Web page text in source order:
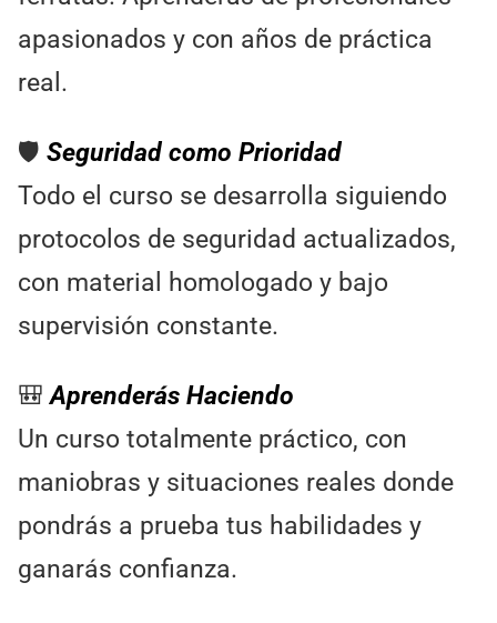
apasionados y con años de práctica
real.
🛡️ Seguridad como Prioridad
Todo el curso se desarrolla siguiendo
protocolos de seguridad actualizados,
con material homologado y bajo
supervisión constante.
🎒Aprenderás Haciendo
Un curso totalmente práctico, con
maniobras y situaciones reales donde
pondrás a prueba tus habilidades y
ganarás confianza.